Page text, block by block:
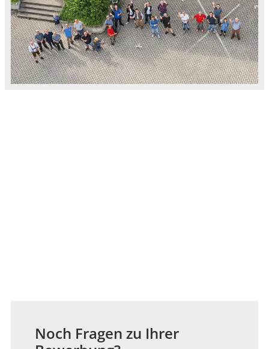
Noch Fragen zu Ihrer